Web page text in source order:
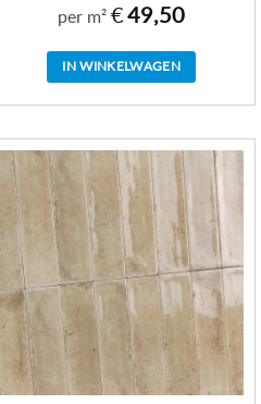
per m²€49,50
IN WINKELWAGEN